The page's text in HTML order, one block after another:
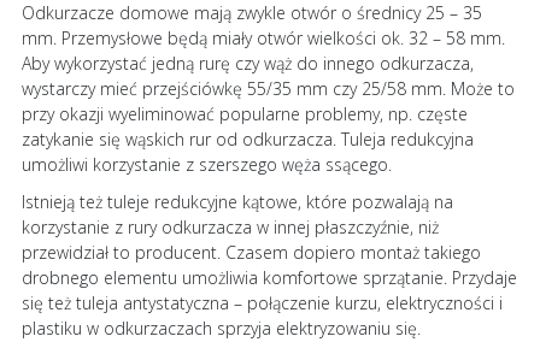
Odkurzacze domowe mają zwykle otwór o średnicy 25 – 35
mm. Przemysłowe będą miały otwór wielkości ok. 32 – 58 mm.
Aby wykorzystać jedną rurę czy wąż do innego odkurzacza,
wystarczy mieć przejściówkę 55/35 mm czy 25/58 mm. Może to
przy okazji wyeliminować popularne problemy, np. częste
zatykanie się wąskich rur od odkurzacza. Tuleja redukcyjna
umożliwi korzystanie z szerszego węża ssącego.
Istnieją też tuleje redukcyjne kątowe, które pozwalają na
korzystanie z rury odkurzacza w innej płaszczyźnie, niż
przewidział to producent. Czasem dopiero montaż takiego
drobnego elementu umożliwia komfortowe sprzątanie. Przydaje
się też tuleja antystatyczna – połączenie kurzu, elektryczności i
plastiku w odkurzaczach sprzyja elektryzowaniu się.